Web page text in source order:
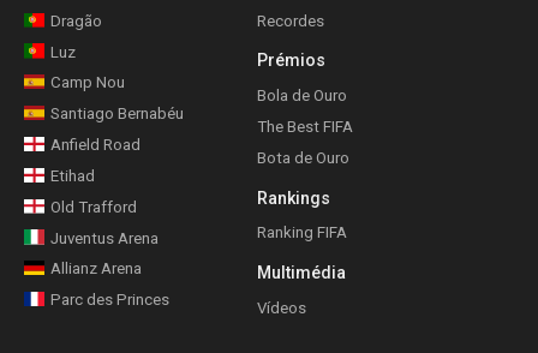
Dragão
Luz
Camp Nou
Santiago Bernabéu
Anfield Road
Etihad
Old Trafford
Juventus Arena
Allianz Arena
Parc des Princes
Recordes
Prémios
Bola de Ouro
The Best FIFA
Bota de Ouro
Rankings
Ranking FIFA
Multimédia
Vídeos